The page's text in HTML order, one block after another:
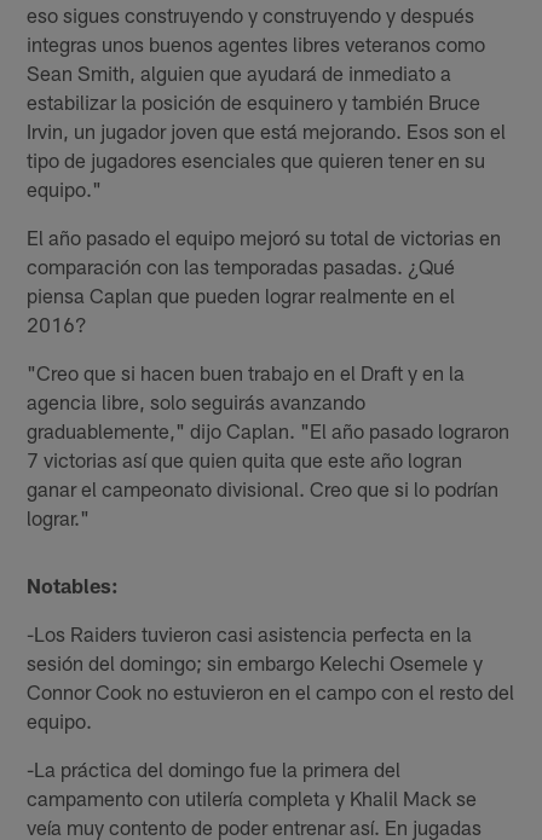
eso sigues construyendo y construyendo y después
integras unos buenos agentes libres veteranos como
Sean Smith, alguien que ayudará de inmediato a
estabilizar la posición de esquinero y también Bruce
Irvin, un jugador joven que está mejorando. Esos son el
tipo de jugadores esenciales que quieren tener en su
equipo."
El año pasado el equipo mejoró su total de victorias en
comparación con las temporadas pasadas. ¿Qué
piensa Caplan que pueden lograr realmente en el
2016?
"Creo que si hacen buen trabajo en el Draft y en la
agencia libre, solo seguirás avanzando
graduablemente," dijo Caplan. "El año pasado lograron
7 victorias así que quien quita que este año logran
ganar el campeonato divisional. Creo que si lo podrían
lograr."
Notables:
-Los Raiders tuvieron casi asistencia perfecta en la
sesión del domingo; sin embargo Kelechi Osemele y
Connor Cook no estuvieron en el campo con el resto del
equipo.
-La práctica del domingo fue la primera del
campamento con utilería completa y Khalil Mack se
veía muy contento de poder entrenar así. En jugadas